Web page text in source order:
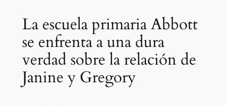
La escuela primaria Abbott
se enfrenta a una dura
verdad sobre la relación de
Janine y Gregory